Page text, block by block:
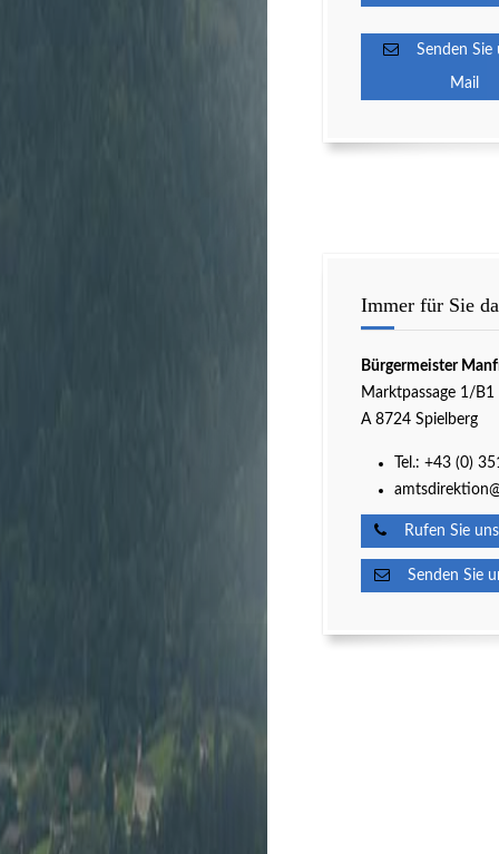
Senden Sie
Mail
Immer für Sie
Bürgermeister
Marktpassage 1/B1
A 8724 Spielberg
Tel.: +43 (0)
Rufen Sie
Senden Sie